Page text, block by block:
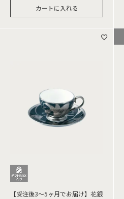
カートに入れる
【受注後3～5ヶ月でお届け】花銀